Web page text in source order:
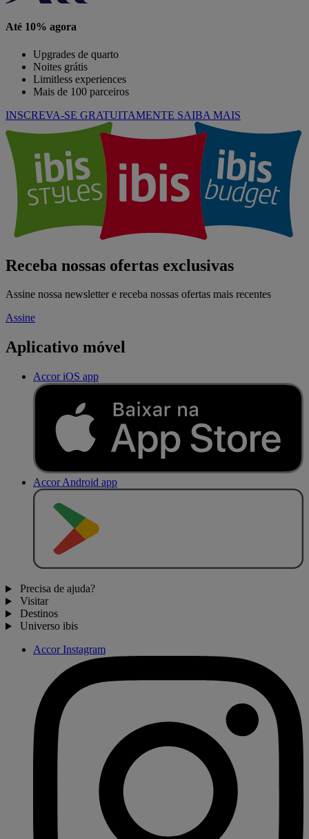
Até 10% agora
Upgrades de quarto
Noites grátis
Limitless experiences
Mais de 100 parceiros
INSCREVA-SE GRATUITAMENTE SAIBA MAIS
Receba nossas ofertas exclusivas
Assine nossa newsletter e receba nossas ofertas mais recentes
Assine
Aplicativo móvel
Accor iOS app
Accor Android app
Precisa de ajuda?
Visitar
Destinos
Universo ibis
Accor Instagram